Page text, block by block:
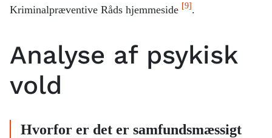
Kriminalpræventive Råds hjemmeside [9] .
Analyse af psykisk
vold
Hvorfor er det er samfundsmæssigt